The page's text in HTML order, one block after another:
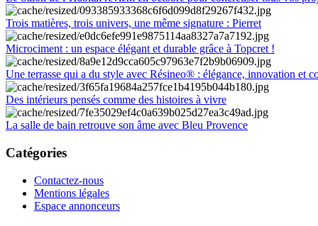
Trois matières, trois univers, une même signature : Pierret
Microciment : un espace élégant et durable grâce à Topcret !
Une terrasse qui a du style avec Résineo® : élégance, innovation et
Des intérieurs pensés comme des histoires à vivre
La salle de bain retrouve son âme avec Bleu Provence
Catégories
Contactez-nous
Mentions légales
Espace annonceurs